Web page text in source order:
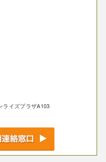
ライズプラザA103